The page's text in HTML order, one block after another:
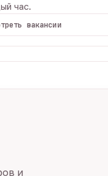
час.
вакансии
и